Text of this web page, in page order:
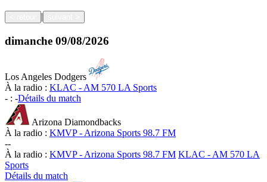
|
dimanche 09/08/2026
Los Angeles Dodgers
À la radio : KLAC - AM 570 LA Sports
- : -Détails du match
Arizona Diamondbacks
À la radio : KMVP - Arizona Sports 98.7 FM
--
À la radio : KMVP - Arizona Sports 98.7 FM KLAC - AM 570 LA
Sports
Détails du match